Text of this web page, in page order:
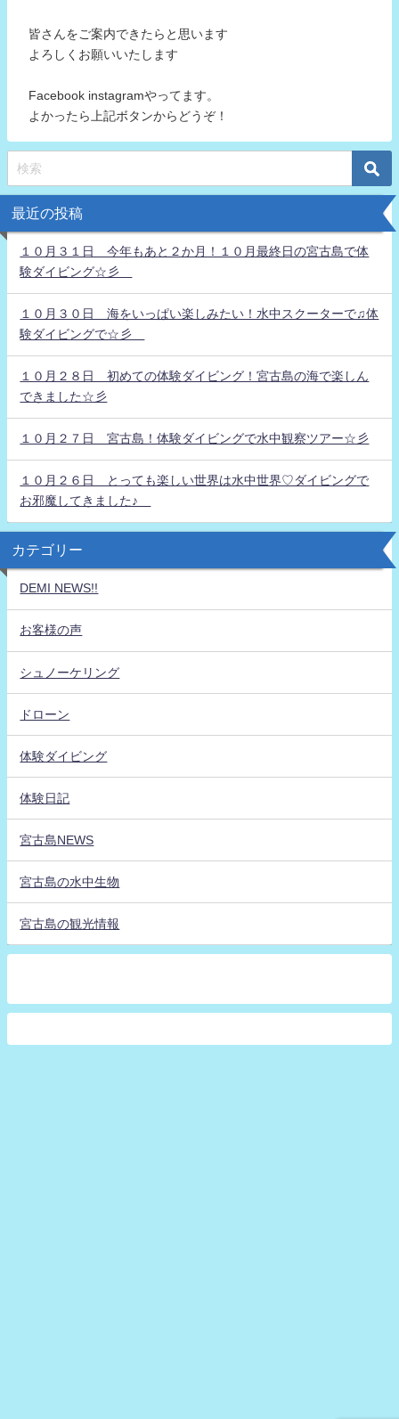
皆さんをご案内できたらと思います
よろしくお願いいたします
Facebook instagramやってます。
よかったら上記ボタンからどうぞ！
最近の投稿
１０月３１日 今年もあと２か月！１０月最終日の宮古島で体
験ダイビング☆彡
１０月３０日 海をいっぱい楽しみたい！水中スクーターで♫体
験ダイビングで☆彡
１０月２８日 初めての体験ダイビング！宮古島の海で楽しん
できました☆彡
１０月２７日 宮古島！体験ダイビングで水中観察ツアー☆彡
１０月２６日 とっても楽しい世界は水中世界♡ダイビングで
お邪魔してきました♪
カテゴリー
DEMI NEWS!!
お客様の声
シュノーケリング
ドローン
体験ダイビング
体験日記
宮古島NEWS
宮古島の水中生物
宮古島の観光情報